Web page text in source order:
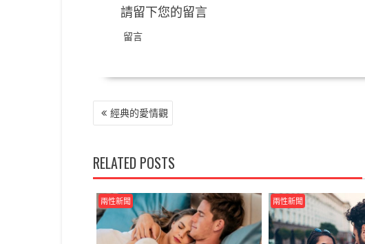
請留下您的留言
留言
文
章
覽
經典的愛情觀
RELATED POSTS
兩性新聞 兩性新聞